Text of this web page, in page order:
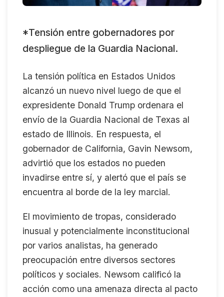
*Tensión entre gobernadores por
despliegue de la Guardia Nacional.
La tensión política en Estados Unidos
alcanzó un nuevo nivel luego de que el
expresidente Donald Trump ordenara el
envío de la Guardia Nacional de Texas al
estado de Illinois. En respuesta, el
gobernador de California, Gavin Newsom,
advirtió que los estados no pueden
invadirse entre sí, y alertó que el país se
encuentra al borde de la ley marcial.
El movimiento de tropas, considerado
inusual y potencialmente inconstitucional
por varios analistas, ha generado
preocupación entre diversos sectores
políticos y sociales. Newsom calificó la
acción como una amenaza directa al pacto